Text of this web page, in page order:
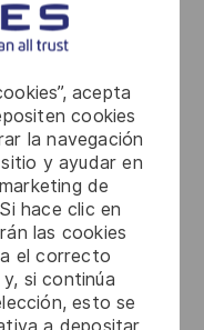
acepta
cookies
la navegación
y ayudar en
de
hace clic en
las cookies
el correcto
si continúa
esto se
a depositar
des pipelines
et piloter les
de tests de
et validation
RM, Obérisk) et les